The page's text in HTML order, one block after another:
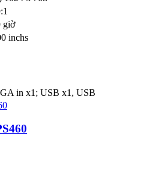
giờ
inchs
in x1; USB x1, USB